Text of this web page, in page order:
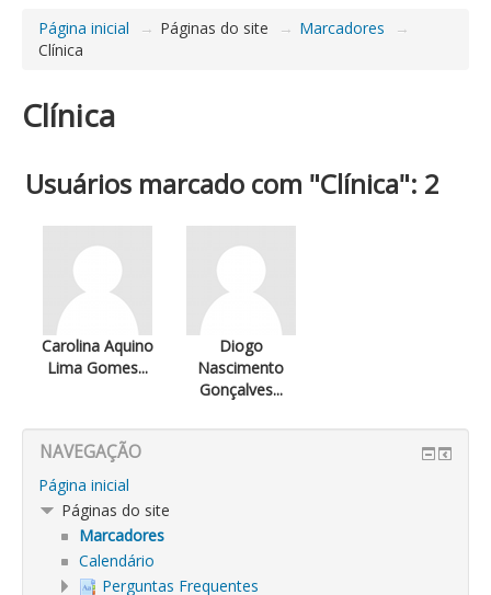
Página inicial → Páginas do site → Marcadores
→
Clínica
Clínica
Usuários marcado com "Clínica": 2
Carolina Aquino
Lima Gomes...
Diogo
Nascimento
Gonçalves...
NAVEGAÇÃO
Página inicial
Páginas do site
Marcadores
Calendário
Perguntas Frequentes